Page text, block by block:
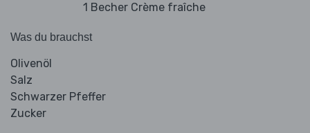
1 Becher Crème fraîche
Was du brauchst
Olivenöl
Salz
Schwarzer Pfeffer
Zucker